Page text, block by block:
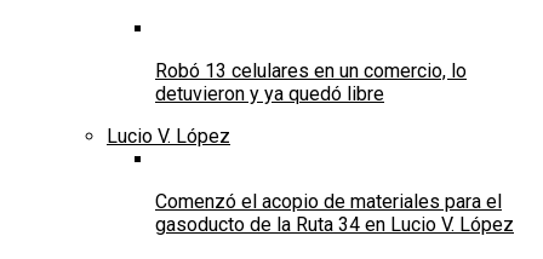
Robó 13 celulares en un comercio, lo
detuvieron y ya quedó libre
Lucio V. López
Comenzó el acopio de materiales para el
gasoducto de la Ruta 34 en Lucio V. López